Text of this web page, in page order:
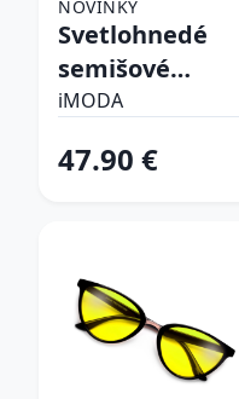
NOVINKY
Svetlohnedé
semišové
vysoké čižmy
iMODA
47.90 €